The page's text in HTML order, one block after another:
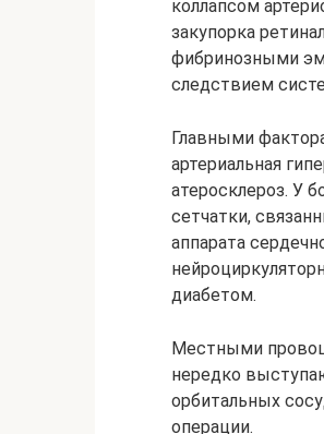
коллапсом
закупорка
фибринозными
следствием
Главными
артериальная
атеросклероз. У
сетчатки,
аппарата
диабетом.
Местными
нередко
орбитальных
операции.